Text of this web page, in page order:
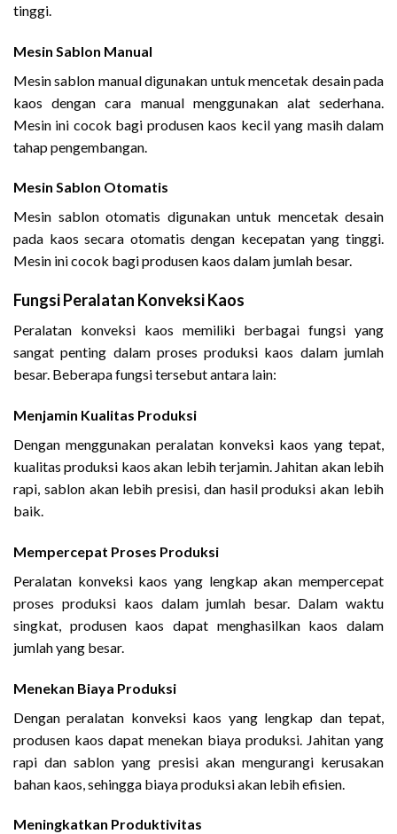
tinggi.
Mesin Sablon Manual
Mesin sablon manual digunakan untuk mencetak desain pada
kaos dengan cara manual menggunakan alat sederhana.
Mesin ini cocok bagi produsen kaos kecil yang masih dalam
tahap pengembangan.
Mesin Sablon Otomatis
Mesin sablon otomatis digunakan untuk mencetak desain
pada kaos secara otomatis dengan kecepatan yang tinggi.
Mesin ini cocok bagi produsen kaos dalam jumlah besar.
Fungsi Peralatan Konveksi Kaos
Peralatan konveksi kaos memiliki berbagai fungsi yang
sangat penting dalam proses produksi kaos dalam jumlah
besar. Beberapa fungsi tersebut antara lain:
Menjamin Kualitas Produksi
Dengan menggunakan peralatan konveksi kaos yang tepat,
kualitas produksi kaos akan lebih terjamin. Jahitan akan lebih
rapi, sablon akan lebih presisi, dan hasil produksi akan lebih
baik.
Mempercepat Proses Produksi
Peralatan konveksi kaos yang lengkap akan mempercepat
proses produksi kaos dalam jumlah besar. Dalam waktu
singkat, produsen kaos dapat menghasilkan kaos dalam
jumlah yang besar.
Menekan Biaya Produksi
Dengan peralatan konveksi kaos yang lengkap dan tepat,
produsen kaos dapat menekan biaya produksi. Jahitan yang
rapi dan sablon yang presisi akan mengurangi kerusakan
bahan kaos, sehingga biaya produksi akan lebih efisien.
Meningkatkan Produktivitas